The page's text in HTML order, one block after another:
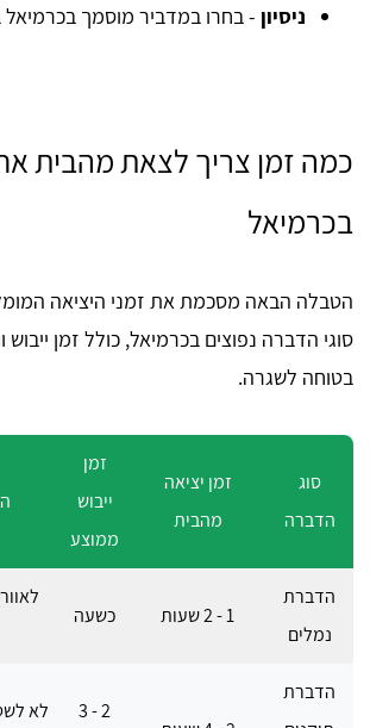
ניסיון - בחרו במדביר מוסמך בכרמיאל
כמה זמן צריך לצאת מהבית
בכרמיאל
הטבלה הבאה מסכמת את זמני היציאה
סוגי הדברה נפוצים בכרמיאל, כולל זמן ייבוש
בטוחה לשגרה.
סוג
הדברה
זמן יציאה
מהבית
זמן
ייבוש
ממוצע
הדברת
נמלים
1 - 2 שעות כשעה
הדברת
2 - 3